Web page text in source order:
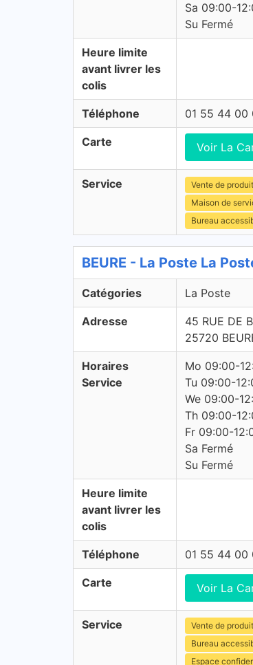
Sa 09:00-
Su Fermé
Heure limite
avant livrer les
colis
Téléphone 01 55 44 00
Carte Voir La
Service Vente de
Maison de
Bureau
BEURE - La Poste La
Catégories La Poste
Adresse
45 RUE DE
25720
Horaires
Service
Mo 09:00-
Tu 09:00-
We 09:00-
Th 09:00-
Fr 09:00-
Sa Fermé
Su Fermé
Heure limite
avant livrer les
colis
Téléphone 01 55 44 00
Carte Voir La
Service Vente de
Bureau
Espace